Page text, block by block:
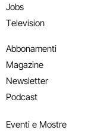
Jobs
Television
Abbonamenti
Magazine
Newsletter
Podcast
Eventi e Mostre